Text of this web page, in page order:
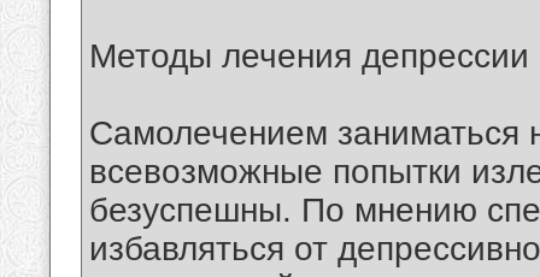
Методы лечения депрессии
Самолечением заниматься
всевозможные попытки
безуспешны. По мнению
избавляться от